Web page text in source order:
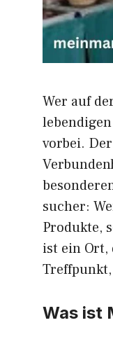
Wer auf
v‍orbei.
su⁠cher:
Produkte,
ist​ ein Ort,
Was​ is​t